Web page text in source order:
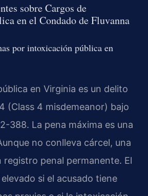
sobre Cargos de
en el Condado de Fluvanna
por intoxicación pública en
en Virginia es un delito
(Class 4 misdemeanor) bajo
388. La pena máxima es una
no conlleva cárcel, una
registro penal permanente. El
si el acusado tiene